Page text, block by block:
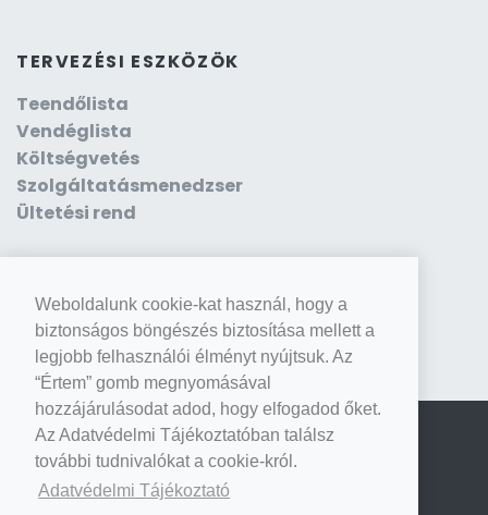
Weboldalunk cookie-kat használ, hogy a
biztonságos böngészés biztosítása mellett a
legjobb felhasználói élményt nyújtsuk. Az
“Értem” gomb megnyomásával
hozzájárulásodat adod, hogy elfogadod őket.
Az Adatvédelmi Tájékoztatóban találsz
további tudnivalókat a cookie-król.
Adatvédelmi Tájékoztató
TERVEZÉSI ESZKÖZÖK
Teendőlista
Vendéglista
Költségvetés
Szolgáltatásmenedzser
Ültetési rend
© 2026 FrigyreLépek - Minden jog fenntarva